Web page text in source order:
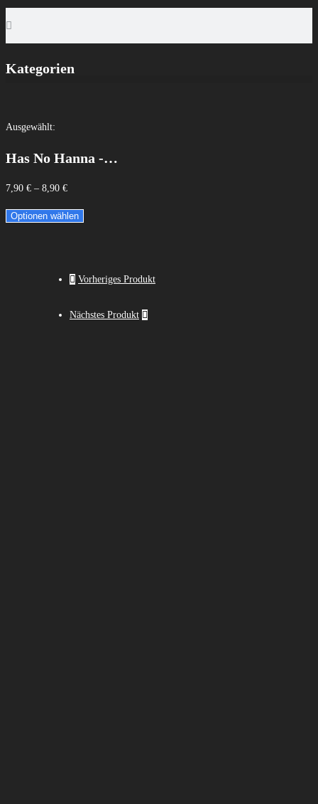
Kategorien
Ausgewählt:
Has No Hanna -…
7,90 € – 8,90 €
Optionen wählen
Vorheriges Produkt
Nächstes Produkt